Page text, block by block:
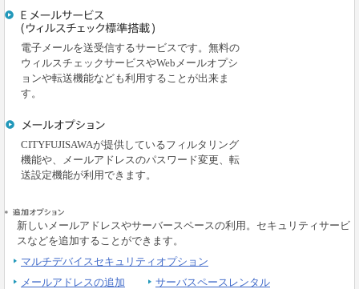
電子メールを送受信するサービスです。無料の
ウィルスチェックサービスやWebメールオプシ
ョンや転送機能なども利用することが出来ま
す。
CITYFUJISAWAが提供しているフィルタリング
機能や、メールアドレスのパスワード変更、転
送設定機能が利用できます。
新しいメールアドレスやサーバースペースの利用。セキュリティサービ
ス などを追加することができます。
マルチデバイスセキュリティオプション
メールアドレスの追加
サーバスペースレンタル